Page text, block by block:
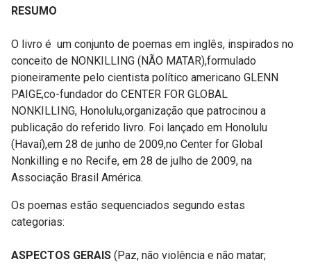
RESUMO
O livro é um conjunto de poemas em inglês, inspirados no
conceito de NONKILLING (NÃO MATAR),formulado
pioneiramente pelo cientista político americano GLENN
PAIGE,co-fundador do CENTER FOR GLOBAL
NONKILLING, Honolulu,organização que patrocinou a
publicação do referido livro. Foi lançado em Honolulu
(Havaí),em 28 de junho de 2009,no Center for Global
Nonkilling e no Recife, em 28 de julho de 2009, na
Associação Brasil América.
Os poemas estão sequenciados segundo estas
categorias:
ASPECTOS GERAIS (Paz, não violência e não matar;